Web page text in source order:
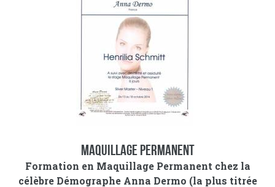
Maquillage permanent
Formation en Maquillage Permanent chez la
célèbre Démographe Anna Dermo (la plus titrée